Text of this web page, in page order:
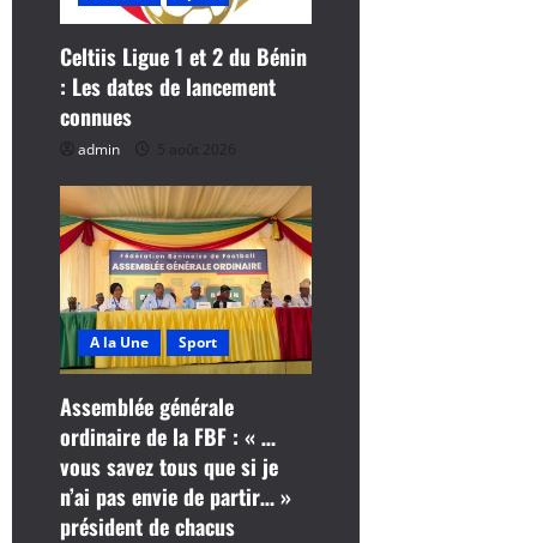
’
a
r
t
i
c
l
e
Celtiis Ligue 1 et 2 du Bénin
: Les dates de lancement
connues
admin 5 août 2026
A la Une Sport
Assemblée générale
ordinaire de la FBF : « …
vous savez tous que si je
n’ai pas envie de partir… »
président de chacus